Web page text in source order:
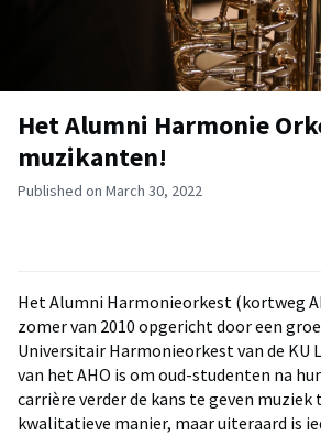
Het Alumni Harmonie
muzikanten!
Published on March 30, 2022
Het Alumni Harmonieorkest (kortweg
zomer van 2010 opgericht door een
Universitair Harmonieorkest van de KU
van het AHO is om oud-studenten na
carrière verder de kans te geven muziek
kwalitatieve manier, maar uiteraard is